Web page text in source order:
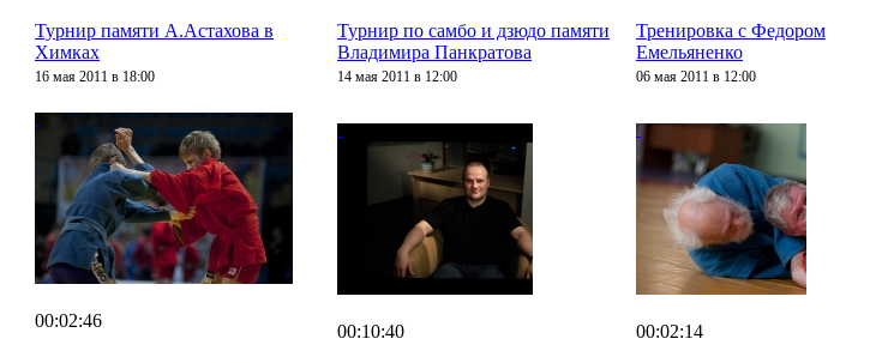
Турнир памяти А.Астахова в
Химках
16 мая 2011 в 18:00
Турнир по самбо и дзюдо памяти
Владимира Панкратова
14 мая 2011 в 12:00
Тренировка с Федором
Емельяненко
06 мая 2011 в 12:00
00:02:46
00:10:40 00:02:14